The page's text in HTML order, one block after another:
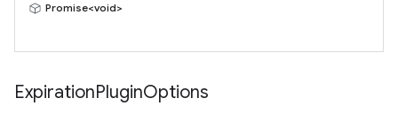
Promise<void>
ExpirationPluginOptions